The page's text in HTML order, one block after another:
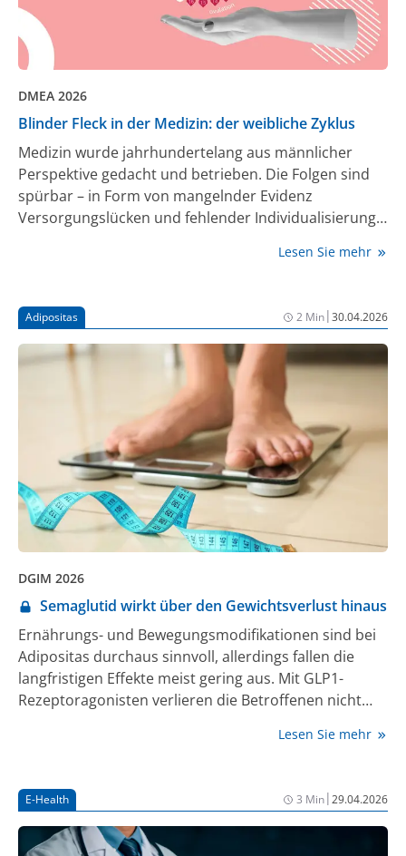
DMEA 2026
Blinder Fleck in der Medizin: der weibliche Zyklus
Medizin wurde jahrhundertelang aus männlicher
Perspektive gedacht und betrieben. Die Folgen sind
spürbar – in Form von mangelnder Evidenz
Versorgungslücken und fehlender Individualisierung.
diskutierten Expertinnen im Rahmen der DMEA 2026
systematisch mehr relevante Daten erfasst, beforscht
und entsprechende Erkenntnisse in die klinische
Praxis überführt werden können.
Lesen Sie mehr
Adipositas 2 Min|30.04.2026
DGIM 2026
Semaglutid wirkt über den Gewichtsverlust hinaus
Ernährungs- und Bewegungsmodifikationen sind bei
Adipositas durchaus sinnvoll, allerdings fallen die
langfristigen Effekte meist gering aus. Mit GLP1-
Rezeptoragonisten verlieren die Betroffenen nicht
anderem auch positiv auf Herz und Leber aus.
Lesen Sie mehr
E-Health 3 Min|29.04.2026